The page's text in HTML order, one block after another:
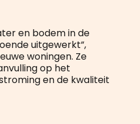
en bodem in de
uitgewerkt”,
woningen. Ze
op het
en de kwaliteit